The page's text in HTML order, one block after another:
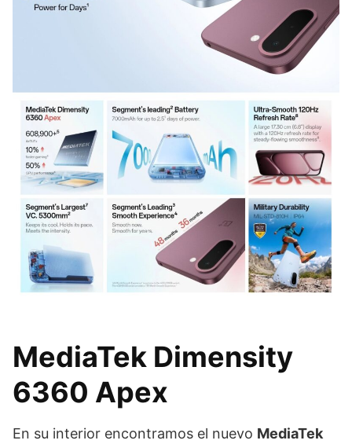
MediaTek Dimensity
6360 Apex
En su interior encontramos el nuevo MediaTek